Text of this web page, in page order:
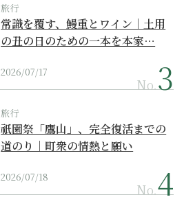
旅行
常識を覆す、鰻重とワイン｜土用
の丑の日のための一本を本家…
2026/07/17
No.
旅行
祇園祭「鷹山」、完全復活までの
道のり｜町衆の情熱と願い
2026/07/18
No.